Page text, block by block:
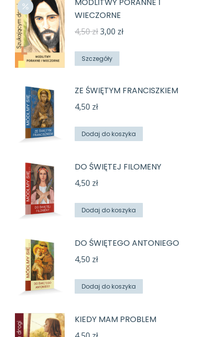
WIECZORNE
4,50złPierwotna
wynosiła:
3,00 złAktualna
Szczegóły
ZE ŚWIĘTYM FRANCISZKIEM
4,50 zł
Dodaj do koszyka
DO ŚWIĘTEJ FILOMENY
4,50 zł
Dodaj do koszyka
DO ŚWIĘTEGO ANTONIEGO
4,50 zł
Dodaj do koszyka
KIEDY MAM PROBLEM